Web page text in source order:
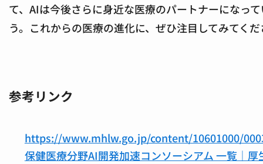
て、AIは今後さらに身近な医療のパートナーになっ
う。これからの医療の進化に、ぜひ注目してみてく
参考リンク
https://www.mhlw.go.jp/content/10601000/
保健医療分野AI開発加速コンソーシアム 一覧｜厚